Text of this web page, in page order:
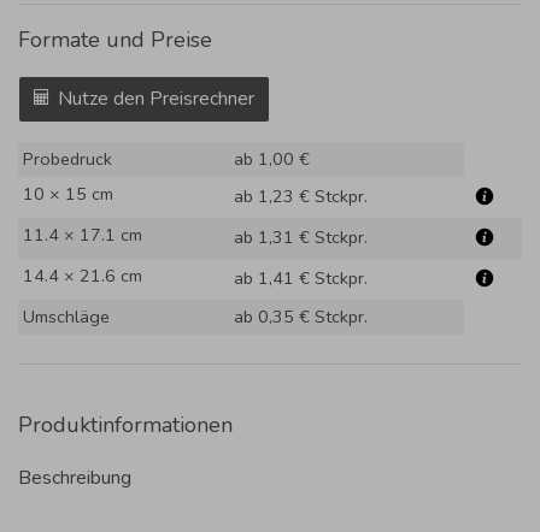
Formate und Preise
Nutze den Preisrechner
Probedruck
ab 1,00 €
10 × 15 cm
ab 1,23 € Stckpr.
11.4 × 17.1 cm
ab 1,31 € Stckpr.
14.4 × 21.6 cm
ab 1,41 € Stckpr.
Umschläge
ab 0,35 € Stckpr.
Produktinformationen
Beschreibung